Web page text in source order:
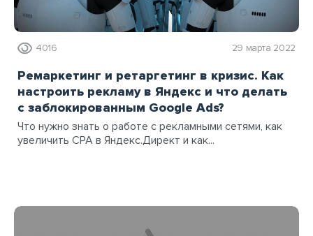
4016 29 марта 2022
Ремаркетинг и ретаргетинг в кризис. Как
настроить рекламу в Яндекс и что делать
с заблокированным Google Ads?
Что нужно знать о работе с рекламными сетями, как
увеличить CPA в Яндекс.Директ и как...